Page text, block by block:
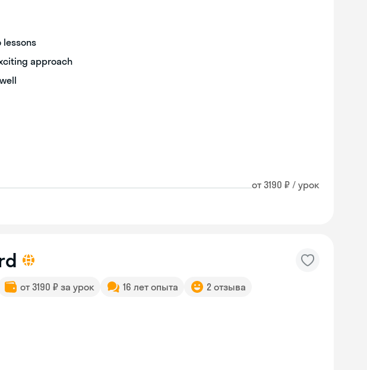
lessons
approach
от 3190 ₽ / урок
от 3190 ₽ за урок 16 лет опыта 2 отзыва